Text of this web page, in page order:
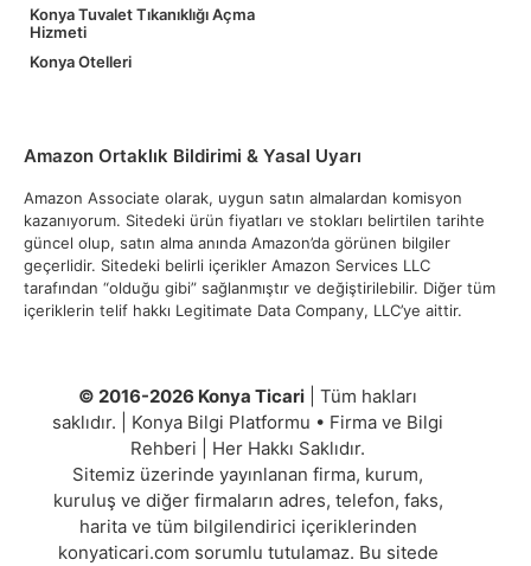
Konya Tuvalet Tıkanıklığı Açma
Hizmeti
Konya Otelleri
Amazon Ortaklık Bildirimi & Yasal Uyarı
Amazon Associate olarak, uygun satın almalardan komisyon
kazanıyorum. Sitedeki ürün fiyatları ve stokları belirtilen tarihte
güncel olup, satın alma anında Amazon’da görünen bilgiler
geçerlidir. Sitedeki belirli içerikler Amazon Services LLC
tarafından “olduğu gibi” sağlanmıştır ve değiştirilebilir. Diğer tüm
içeriklerin telif hakkı Legitimate Data Company, LLC’ye aittir.
© 2016-2026 Konya Ticari | Tüm hakları
saklıdır. | Konya Bilgi Platformu • Firma ve Bilgi
Rehberi | Her Hakkı Saklıdır.
Sitemiz üzerinde yayınlanan firma, kurum,
kuruluş ve diğer firmaların adres, telefon, faks,
harita ve tüm bilgilendirici içeriklerinden
konyaticari.com sorumlu tutulamaz. Bu sitede